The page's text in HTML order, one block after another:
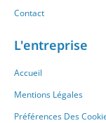
Contact
L'entreprise
Accueil
Mentions Légales
Préférences Des